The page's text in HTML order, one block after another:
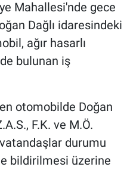
Mahallesi'nde gece
Dağlı idaresindeki
ağır hasarlı
bulunan iş
otomobilde Doğan
F.K. ve M.Ö.
durumu
bildirilmesi üzerine